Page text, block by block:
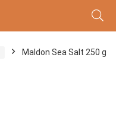
Maldon Sea Salt 250 g